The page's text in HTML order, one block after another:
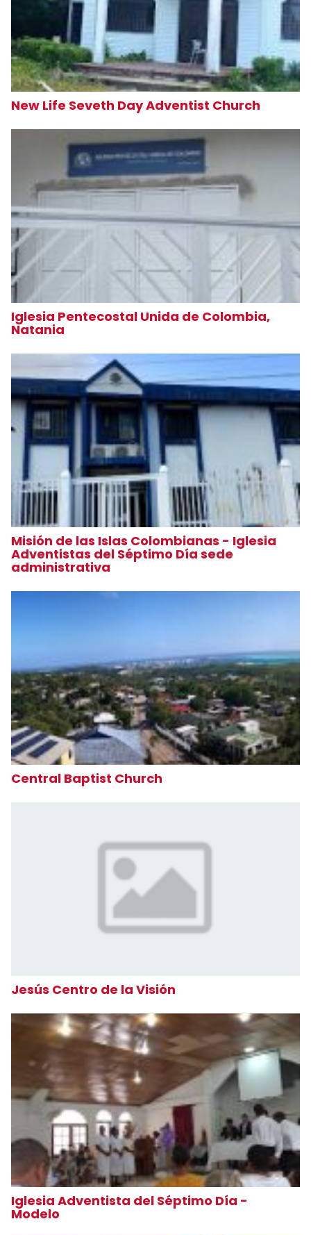
New Life Seveth Day Adventist Church
Iglesia Pentecostal Unida de Colombia,
Natania
Misión de las Islas Colombianas - Iglesia
Adventistas del Séptimo Día sede
administrativa
Central Baptist Church
Jesús Centro de la Visión
Iglesia Adventista del Séptimo Día -
Modelo